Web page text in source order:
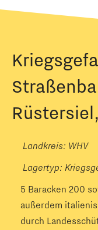
Landkreis: WHV
Lagertyp:
5 Baracken 200
außerdem
durch